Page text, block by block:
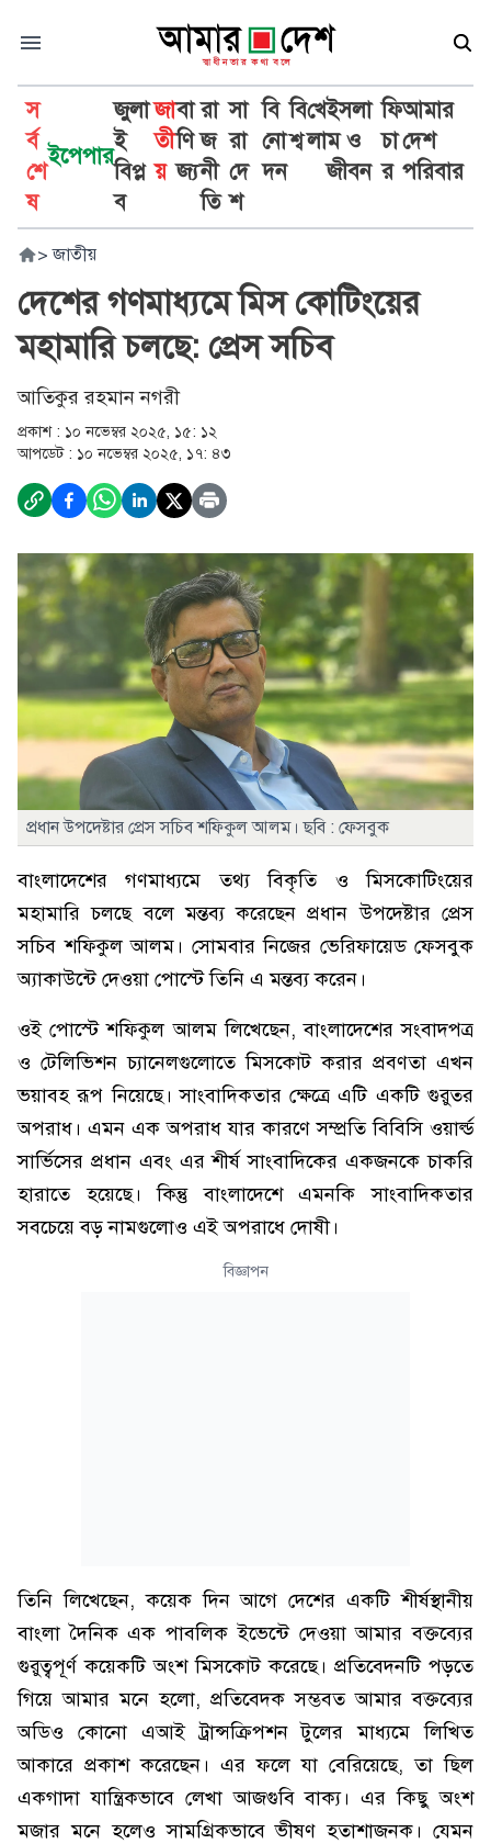
স
র্ব
শে
ষ
ইপেপার
জুলা
ই
বিপ্ল
ব
জা
তী
য়
বা
ণি
জ্য
রা
জ
নী
তি
সা
রা
দে
শ
বি
নো
দন
বি
শ্ব
খে
লা
ইসলা
ম ও
জীবন
ফি
চা
র
আমার
দেশ
পরিবার
> জাতীয়
দেশের গণমাধ্যমে মিস কোটিংয়ের
মহামারি চলছে: প্রেস সচিব
আতিকুর রহমান নগরী
প্রকাশ : ১০ নভেম্বর ২০২৫, ১৫: ১২
আপডেট : ১০ নভেম্বর ২০২৫, ১৭: ৪৩
প্রধান উপদেষ্টার প্রেস সচিব শফিকুল আলম। ছবি : ফেসবুক
বাংলাদেশের গণমাধ্যমে তথ্য বিকৃতি ও মিসকোটিংয়ের
মহামারি চলছে বলে মন্তব্য করেছেন প্রধান উপদেষ্টার প্রেস
সচিব শফিকুল আলম। সোমবার নিজের ভেরিফায়েড ফেসবুক
অ্যাকাউন্টে দেওয়া পোস্টে তিনি এ মন্তব্য করেন।
ওই পোস্টে শফিকুল আলম লিখেছেন, বাংলাদেশের সংবাদপত্র
ও টেলিভিশন চ্যানেলগুলোতে মিসকোট করার প্রবণতা এখন
ভয়াবহ রূপ নিয়েছে। সাংবাদিকতার ক্ষেত্রে এটি একটি গুরুতর
অপরাধ। এমন এক অপরাধ যার কারণে সম্প্রতি বিবিসি ওয়ার্ল্ড
সার্ভিসের প্রধান এবং এর শীর্ষ সাংবাদিকের একজনকে চাকরি
হারাতে হয়েছে। কিন্তু বাংলাদেশে এমনকি সাংবাদিকতার
সবচেয়ে বড় নামগুলোও এই অপরাধে দোষী।
বিজ্ঞাপন
তিনি লিখেছেন, কয়েক দিন আগে দেশের একটি শীর্ষস্থানীয়
বাংলা দৈনিক এক পাবলিক ইভেন্টে দেওয়া আমার বক্তব্যের
গুরুত্বপূর্ণ কয়েকটি অংশ মিসকোট করেছে। প্রতিবেদনটি পড়তে
গিয়ে আমার মনে হলো, প্রতিবেদক সম্ভবত আমার বক্তব্যের
অডিও কোনো এআই ট্রান্সক্রিপশন টুলের মাধ্যমে লিখিত
আকারে প্রকাশ করেছেন। এর ফলে যা বেরিয়েছে, তা ছিল
একগাদা যান্ত্রিকভাবে লেখা আজগুবি বাক্য। এর কিছু অংশ
মজার মনে হলেও সামগ্রিকভাবে ভীষণ হতাশাজনক। যেমন